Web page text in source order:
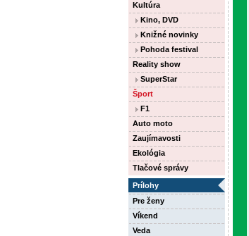
Kultúra
Kino, DVD
Knižné novinky
Pohoda festival
Reality show
SuperStar
Šport
F1
Auto moto
Zaujímavosti
Ekológia
Tlačové správy
Prílohy
Pre ženy
Víkend
Veda